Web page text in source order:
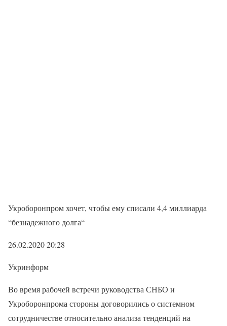
Укроборонпром хочет, чтобы ему списали 4,4 миллиарда
“безнадежного долга“
26.02.2020 20:28
Укринформ
Во время рабочей встречи руководства СНБО и
Укроборонпрома стороны договорились о системном
сотрудничестве относительно анализа тенденций на